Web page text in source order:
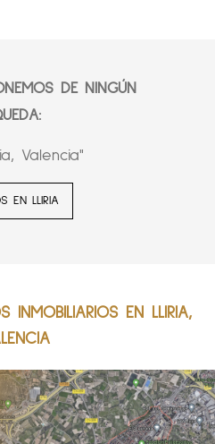
DE NINGÚN
Valencia"
EN LLIRIA
INMOBILIARIOS EN LLIRIA,